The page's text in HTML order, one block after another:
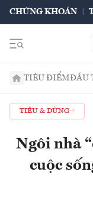
CHỨNG KHOÁN
TIÊU ĐIỂMĐẦU
TIÊU & DÙNG
Ngôi nhà
cuộc